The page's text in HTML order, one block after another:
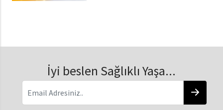
İyi beslen Sağlıklı Yaşa...